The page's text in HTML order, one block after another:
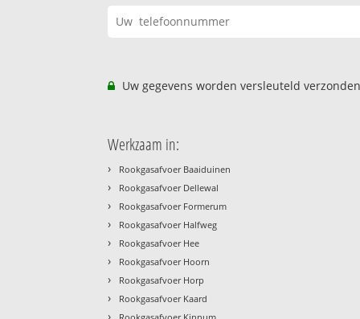
Uw gegevens worden versleuteld
Werkzaam in:
› Rookgasafvoer Baaiduinen
› Rookgasafvoer Dellewal
› Rookgasafvoer Formerum
› Rookgasafvoer Halfweg
› Rookgasafvoer Hee
› Rookgasafvoer Hoorn
› Rookgasafvoer Horp
› Rookgasafvoer Kaard